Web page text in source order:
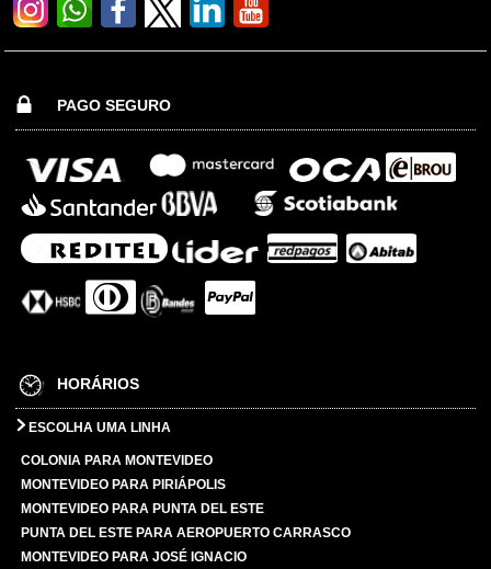
PAGO SEGURO
HORÁRIOS
ESCOLHA UMA LINHA
COLONIA PARA MONTEVIDEO
MONTEVIDEO PARA PIRIÁPOLIS
MONTEVIDEO PARA PUNTA DEL ESTE
PUNTA DEL ESTE PARA AEROPUERTO CARRASCO
MONTEVIDEO PARA JOSÉ IGNACIO